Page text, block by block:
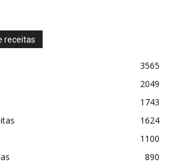
receitas
3565
2049
1743
1624
1100
890